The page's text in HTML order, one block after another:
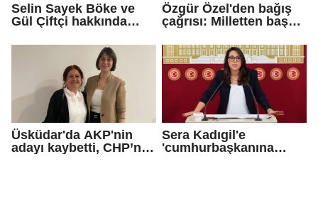
Selin Sayek Böke ve
Gül Çiftçi hakkında
başlatılacak
Özgür Özel'den bağış
çağrısı: Milletten başka
güvencemiz de yoktur
Üsküdar'da AKP'nin
adayı kaybetti, CHP’nin
Sera Kadıgil'e
'cumhurbaşkanına